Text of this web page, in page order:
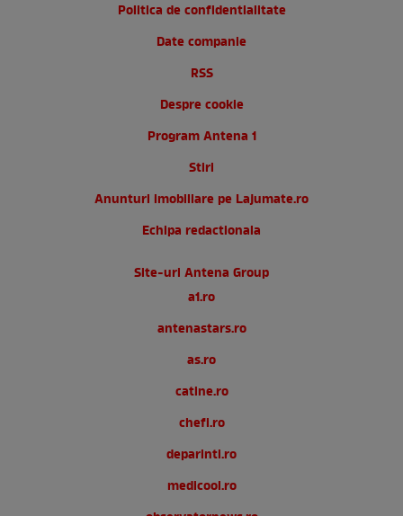
Politica de confidentialitate
Date companie
RSS
Despre cookie
Program Antena 1
Stiri
Anunturi imobiliare pe Lajumate.ro
Echipa redactionala
Site-uri Antena Group
a1.ro
antenastars.ro
as.ro
catine.ro
chefi.ro
deparinti.ro
medicool.ro